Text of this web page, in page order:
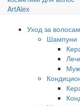
Уход за
Шампуни